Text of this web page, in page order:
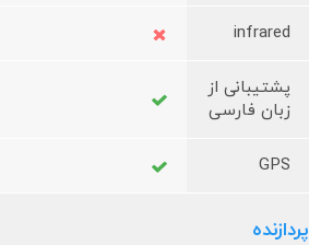
infrared
پشتیبانی از
زبان فارسی
GPS
پردازنده